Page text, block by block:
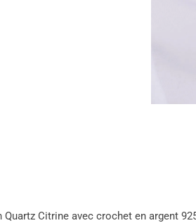
Quartz Citrine avec crochet en argent